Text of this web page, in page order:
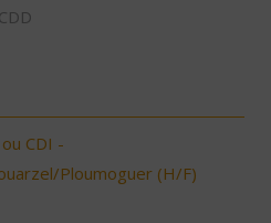
CDI -
Ploumoguer (H/F)